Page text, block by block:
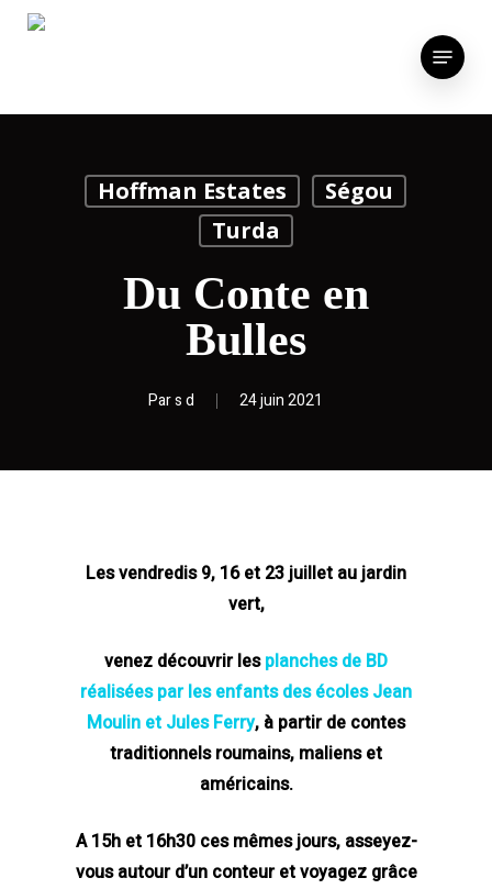
Skip
Menu
Hoffman Estates
Ségou
Turda
Du Conte en
Bulles
Pars d 24 juin 2021
Les vendredis 9, 16 et 23 juillet au jardin
vert,
venez découvrir lesplanches de BD
réalisées par les enfants des écoles Jean
Moulin et Jules Ferry, à partir de contes
traditionnels roumains, maliens et
américains.
A 15h et 16h30 ces mêmes jours, asseyez-
vous autour d’un conteur et voyagez grâce